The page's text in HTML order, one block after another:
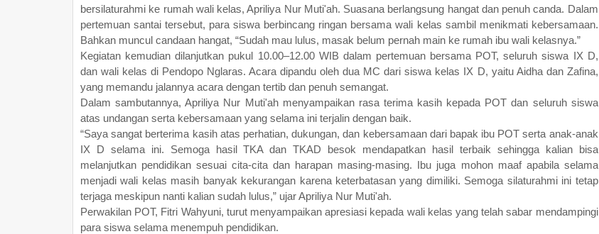
bersilaturahmi ke rumah wali kelas, Apriliya Nur Muti'ah. Suasana berlangsung hangat dan penuh canda. Dalam
pertemuan santai tersebut, para siswa berbincang ringan bersama wali kelas sambil menikmati kebersamaan.
Bahkan muncul candaan hangat, “Sudah mau lulus, masak belum pernah main ke rumah ibu wali kelasnya.”
Kegiatan kemudian dilanjutkan pukul 10.00–12.00 WIB dalam pertemuan bersama POT, seluruh siswa IX D,
dan wali kelas di Pendopo Nglaras. Acara dipandu oleh dua MC dari siswa kelas IX D, yaitu Aidha dan Zafina,
yang memandu jalannya acara dengan tertib dan penuh semangat.
Dalam sambutannya, Apriliya Nur Muti'ah menyampaikan rasa terima kasih kepada POT dan seluruh siswa
atas undangan serta kebersamaan yang selama ini terjalin dengan baik.
“Saya sangat berterima kasih atas perhatian, dukungan, dan kebersamaan dari bapak ibu POT serta anak-anak
IX D selama ini. Semoga hasil TKA dan TKAD besok mendapatkan hasil terbaik sehingga kalian bisa
melanjutkan pendidikan sesuai cita-cita dan harapan masing-masing. Ibu juga mohon maaf apabila selama
menjadi wali kelas masih banyak kekurangan karena keterbatasan yang dimiliki. Semoga silaturahmi ini tetap
terjaga meskipun nanti kalian sudah lulus,” ujar Apriliya Nur Muti'ah.
Perwakilan POT, Fitri Wahyuni, turut menyampaikan apresiasi kepada wali kelas yang telah sabar mendampingi
para siswa selama menempuh pendidikan.